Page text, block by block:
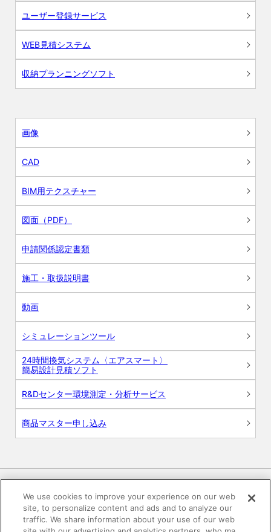
ユーザー登録サービス
WEB見積システム
収納プランニングソフト
画像
CAD
BIM用テクスチャー
図面（PDF）
申請関係認定書類
施工・取扱説明書
動画
シミュレーションツール
24時間換気システム〈エアスマート〉
簡易設計見積ソフト
R&Dセンター環境測定・分析サービス
商品マスター申し込み
電子公告 このWEBサイトについて
We use cookies to improve your experience on our web
site, to personalize content and ads and to analyze our
traffic. We share information about your use of our web